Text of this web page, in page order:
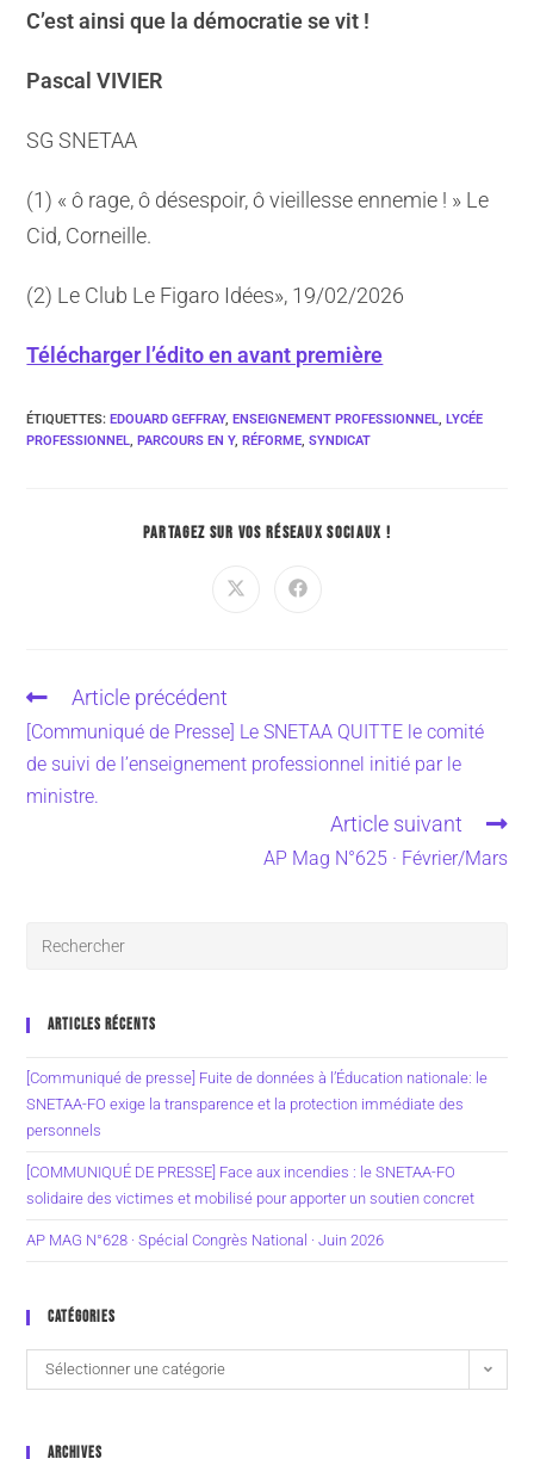
C’est ainsi que la démocratie se vit !
Pascal VIVIER
SG SNETAA
(1) « ô rage, ô désespoir, ô vieillesse ennemie ! » Le
Cid, Corneille.
(2) Le Club Le Figaro Idées», 19/02/2026
Télécharger l’édito en avant première
ÉTIQUETTES: EDOUARD GEFFRAY, ENSEIGNEMENT PROFESSIONNEL, LYCÉE
PROFESSIONNEL, PARCOURS EN Y, RÉFORME, SYNDICAT
PARTAGEZ SUR VOS RÉSEAUX SOCIAUX !
Article précédent
[Communiqué de Presse] Le SNETAA QUITTE le comité
de suivi de l’enseignement professionnel initié par le
ministre.
Article suivant
AP Mag N°625 · Février/Mars
ARTICLES RÉCENTS
[Communiqué de presse] Fuite de données à l’Éducation nationale: le
SNETAA-FO exige la transparence et la protection immédiate des
personnels
[COMMUNIQUÉ DE PRESSE] Face aux incendies : le SNETAA-FO
solidaire des victimes et mobilisé pour apporter un soutien concret
AP MAG N°628 · Spécial Congrès National · Juin 2026
CATÉGORIES
Sélectionner une catégorie
ARCHIVES